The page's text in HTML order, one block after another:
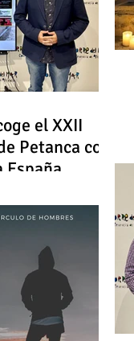
el XXII
Petanca con
España